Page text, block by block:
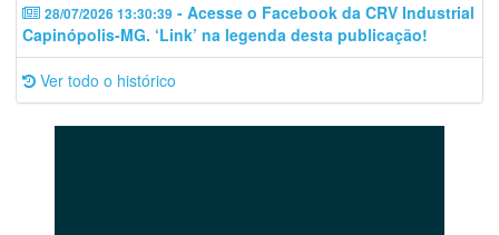
28/07/2026 13:30:39 - Acesse o Facebook da CRV Industrial
Capinópolis-MG. ‘Link’ na legenda desta publicação!
Ver todo o histórico